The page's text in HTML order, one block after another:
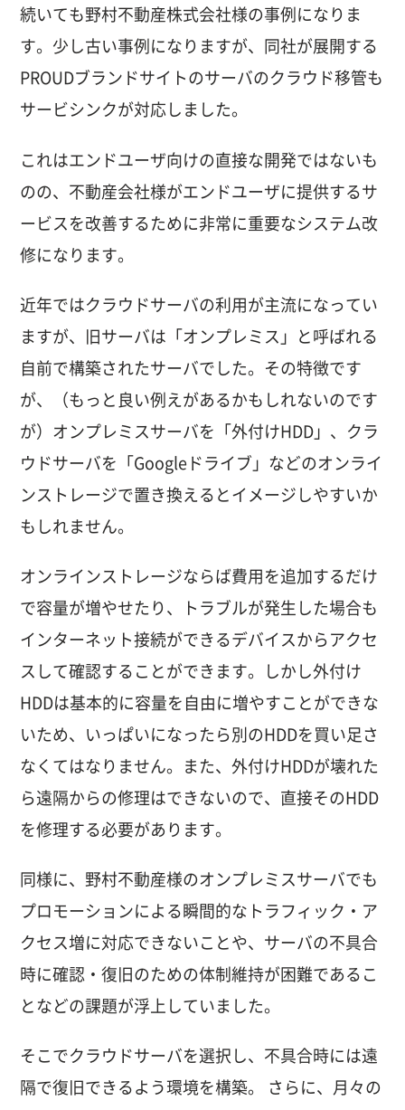
続いても野村不動産株式会社様の事例になりま
す。少し古い事例になりますが、同社が展開する
PROUDブランドサイトのサーバのクラウド移管も
サービシンクが対応しました。
これはエンドユーザ向けの直接な開発ではないも
のの、不動産会社様がエンドユーザに提供するサ
ービスを改善するために非常に重要なシステム改
修になります。
近年ではクラウドサーバの利用が主流になってい
ますが、旧サーバは「オンプレミス」と呼ばれる
自前で構築されたサーバでした。その特徴です
が、（もっと良い例えがあるかもしれないのです
が）オンプレミスサーバを「外付けHDD」、クラ
ウドサーバを「Googleドライブ」などのオンライ
ンストレージで置き換えるとイメージしやすいか
もしれません。
オンラインストレージならば費用を追加するだけ
で容量が増やせたり、トラブルが発生した場合も
インターネット接続ができるデバイスからアクセ
スして確認することができます。しかし外付け
HDDは基本的に容量を自由に増やすことができな
いため、いっぱいになったら別のHDDを買い足さ
なくてはなりません。また、外付けHDDが壊れた
ら遠隔からの修理はできないので、直接そのHDD
を修理する必要があります。
同様に、野村不動産様のオンプレミスサーバでも
プロモーションによる瞬間的なトラフィック・ア
クセス増に対応できないことや、サーバの不具合
時に確認・復旧のための体制維持が困難であるこ
となどの課題が浮上していました。
そこでクラウドサーバを選択し、不具合時には遠
隔で復旧できるよう環境を構築。 さらに、月々の